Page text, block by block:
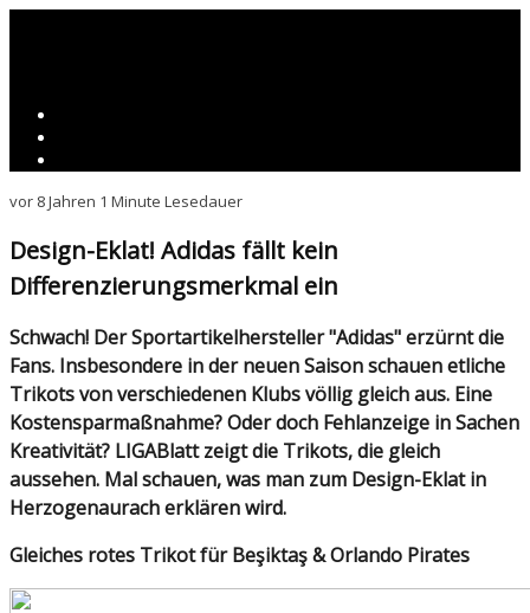
vor 8 Jahren 1 Minute Lesedauer
Design-Eklat! Adidas fällt kein
Differenzierungsmerkmal ein
Schwach! Der Sportartikelhersteller "Adidas" erzürnt die
Fans. Insbesondere in der neuen Saison schauen etliche
Trikots von verschiedenen Klubs völlig gleich aus. Eine
Kostensparmaßnahme? Oder doch Fehlanzeige in Sachen
Kreativität? LIGABlatt zeigt die Trikots, die gleich
aussehen. Mal schauen, was man zum Design-Eklat in
Herzogenaurach erklären wird.
Gleiches rotes Trikot für Beşiktaş & Orlando Pirates